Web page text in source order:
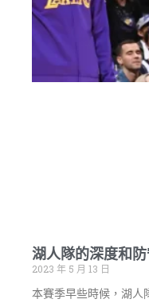
湖人隊的深度和
2023 年 5 月 13 日
本賽季早些時候，湖人